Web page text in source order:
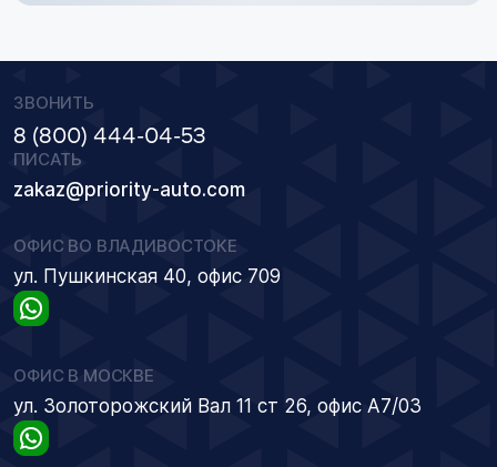
ЗВОНИТЬ
8 (800) 444-04-53
ПИСАТЬ
zakaz@priority-auto.com
ОФИС ВО ВЛАДИВОСТОКЕ
ул. Пушкинская 40, офис 709
ОФИС В МОСКВЕ
ул. Золоторожский Вал 11 ст 26, офис А7/03